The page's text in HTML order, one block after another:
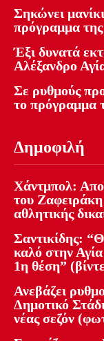
Σηκώνει
πρόγραμμα της
Έξι δυνατά
Αλέξανδρο
Σε ρυθμούς
το πρόγραμμα
Δημοφιλή
Χάντμπολ:
του
αθλητικής
Σαντικίδης:
καλό στην
1η θέση”
Ανεβάζει
Δημοτικό
νέας σεζόν